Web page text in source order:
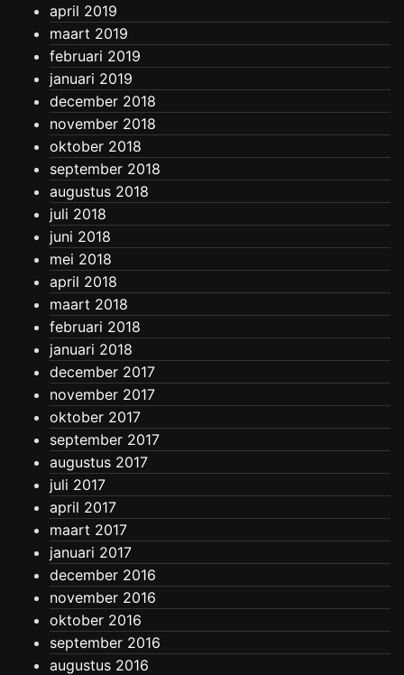
april 2019
maart 2019
februari 2019
januari 2019
december 2018
november 2018
oktober 2018
september 2018
augustus 2018
juli 2018
juni 2018
mei 2018
april 2018
maart 2018
februari 2018
januari 2018
december 2017
november 2017
oktober 2017
september 2017
augustus 2017
juli 2017
april 2017
maart 2017
januari 2017
december 2016
november 2016
oktober 2016
september 2016
augustus 2016